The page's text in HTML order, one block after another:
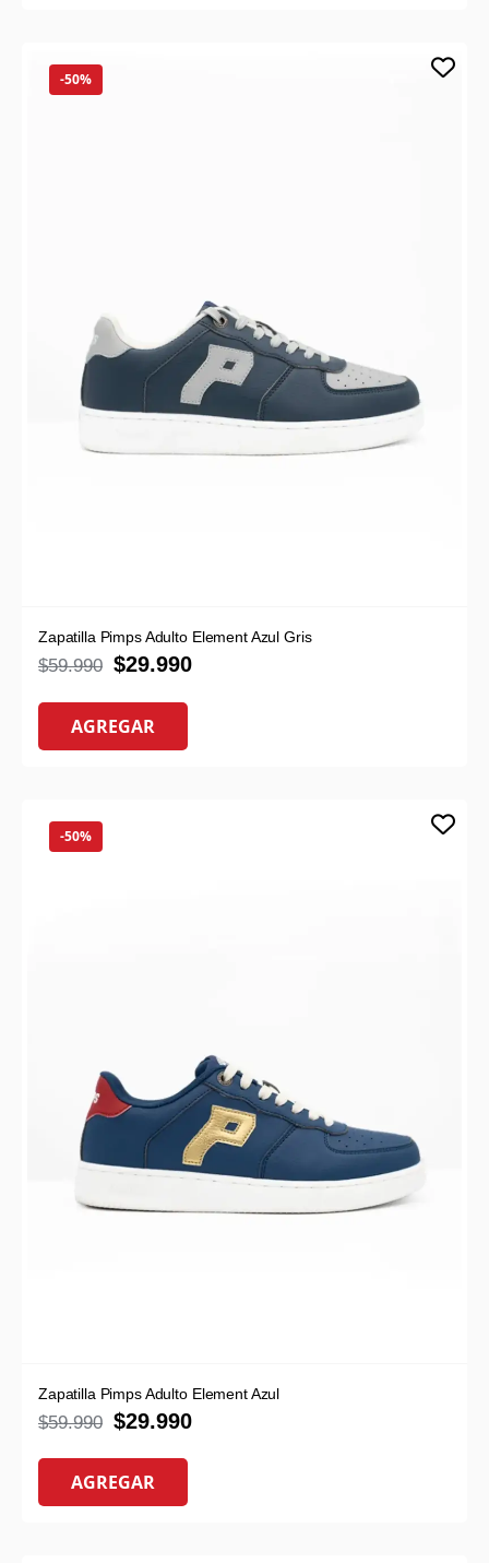
-50%
Zapatilla Pimps Adulto Element Azul Gris
$59.990 $29.990
AGREGAR
-50%
Zapatilla Pimps Adulto Element Azul
$59.990 $29.990
AGREGAR